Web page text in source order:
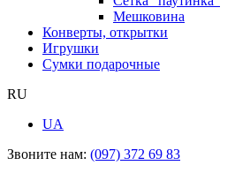
Мешковина
Конверты, открытки
Игрушки
Сумки подарочные
RU
UA
Звоните нам: (097) 372 69 83